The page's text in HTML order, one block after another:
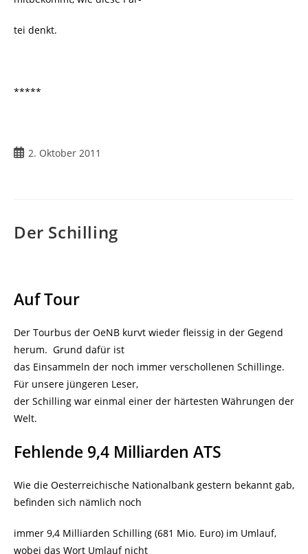
tei denkt.
*****
Beitrag
2. Oktober 2011
Der Schilling
Auf Tour
Der Tourbus der OeNB kurvt wieder fleissig in der Gegend
herum. Grund dafür ist
das Einsammeln der noch immer verschollenen Schillinge.
Für unsere jüngeren Leser,
der Schilling war einmal einer der härtesten Währungen der
Welt.
Fehlende 9,4 Milliarden ATS
Wie die Oesterreichische Nationalbank gestern bekannt gab,
befinden sich nämlich noch
immer 9,4 Milliarden Schilling (681 Mio. Euro) im Umlauf,
wobei das Wort Umlauf nicht